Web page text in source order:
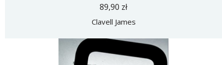
89,90 zł
Clavell James